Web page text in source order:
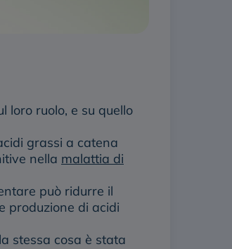
loro ruolo, e su quello
grassi a catena
nella malattia di
può ridurre il
produzione di acidi
stessa cosa è stata